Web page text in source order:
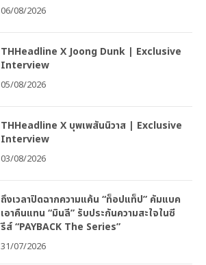
06/08/2026
THHeadline X Joong Dunk | Exclusive
Interview
05/08/2026
THHeadline X บุพเพสันนิวาส | Exclusive
Interview
03/08/2026
ถึงเวลาปิดฉากความแค้น “ท็อปแท็ป” คัมแบค
เอาคืนแทน “มินลี” รับประกันความสะใจในซี
รีส์ “PAYBACK The Series”
31/07/2026